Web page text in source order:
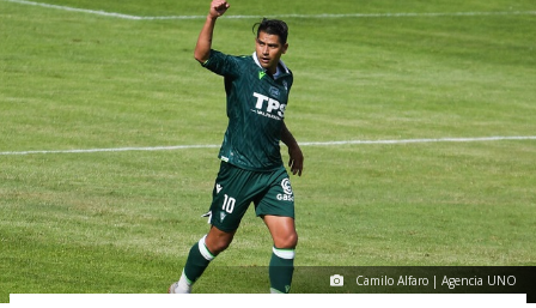
Camilo Alfaro | Agencia UNO